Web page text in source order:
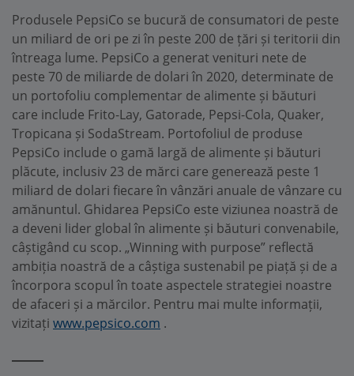
Produsele PepsiCo se bucură de consumatori de peste
un miliard de ori pe zi în peste 200 de țări și teritorii din
întreaga lume. PepsiCo a generat venituri nete de
peste 70 de miliarde de dolari în 2020, determinate de
un portofoliu complementar de alimente și băuturi
care include Frito-Lay, Gatorade, Pepsi-Cola, Quaker,
Tropicana și SodaStream. Portofoliul de produse
PepsiCo include o gamă largă de alimente și băuturi
plăcute, inclusiv 23 de mărci care generează peste 1
miliard de dolari fiecare în vânzări anuale de vânzare cu
amănuntul. Ghidarea PepsiCo este viziunea noastră de
a deveni lider global în alimente și băuturi convenabile,
câștigând cu scop. „Winning with purpose” reflectă
ambiția noastră de a câștiga sustenabil pe piață și de a
încorpora scopul în toate aspectele strategiei noastre
de afaceri și a mărcilor. Pentru mai multe informații,
vizitați www.pepsico.com .